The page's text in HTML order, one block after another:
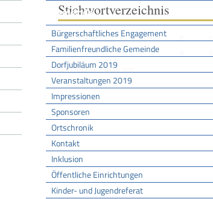
Gemeinde
Bürgerschaftliches Engagement
Familienfreundliche Gemeinde
Dorfjubiläum 2019
Veranstaltungen 2019
Impressionen
Sponsoren
Ortschronik
Kontakt
Inklusion
Öffentliche Einrichtungen
Kinder- und Jugendreferat
Stichwortverzeichnis
A B C D E F
N
O P Q
HAUSHALTSHILFE
Leistungen
Bei Krankheit oder Schwangerschaft eine